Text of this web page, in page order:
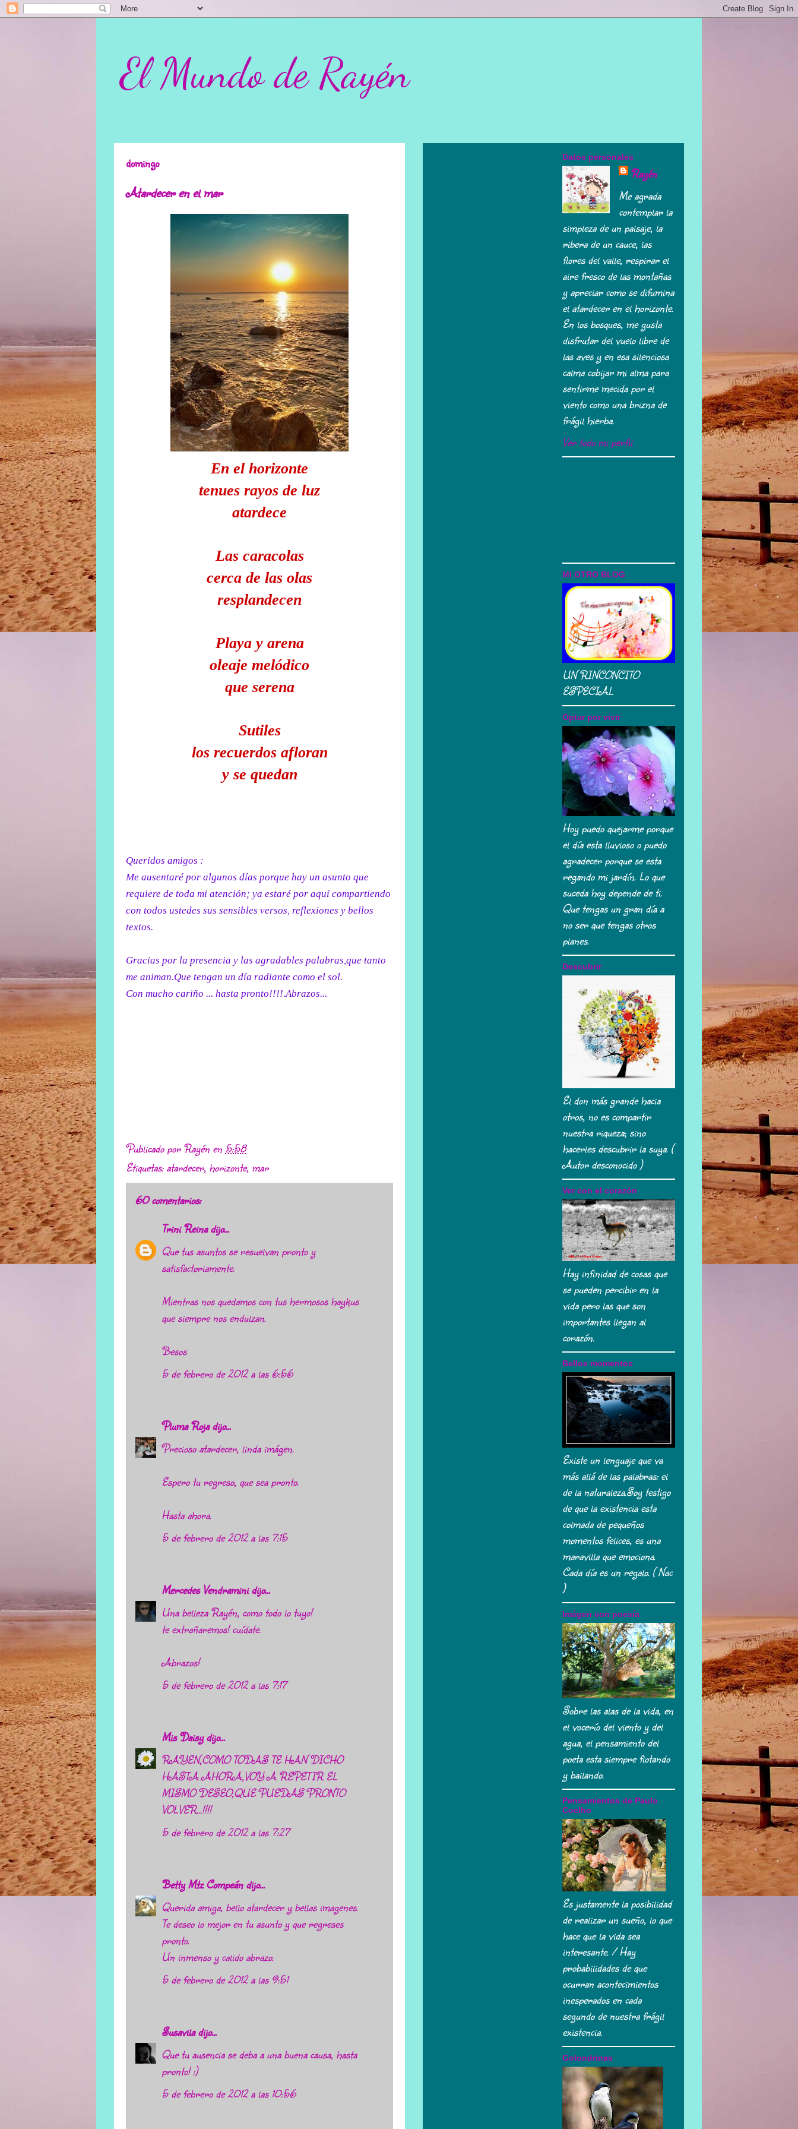
El Mundo de Rayén
domingo
Atardecer en el mar
En el horizonte
tenues rayos de luz
atardece
Las caracolas
cerca de las olas
resplandecen
Playa y arena
oleaje melódico
que serena
Sutiles
los recuerdos afloran
y se quedan
Queridos amigos :
Me ausentaré por algunos días porque hay un asunto que
requiere de toda mi atención; ya estaré por aquí compartiendo
con todos ustedes sus sensibles versos, reflexiones y bellos
textos.
Gracias por la presencia y las agradables palabras,que tanto
me animan.Que tengan un día radiante como el sol.
Con mucho cariño ... hasta pronto!!!!.Abrazos...
Publicado porRayén en 5:58
Etiquetas:atardecer, horizonte, mar
60 comentarios:
Trini Reinadijo...
Que tus asuntos se resuelvan pronto y
satisfactoriamente.
Mientras nos quedamos con tus hermosos haykus
que siempre nos endulzan.
Besos
5 de febrero de 2012 a las 6:56
Pluma Rojadijo...
Precioso atardecer, linda imágen.
Espero tu regreso, que sea pronto.
Hasta ahora.
5 de febrero de 2012 a las 7:15
Mercedes Vendraminidijo...
Una belleza Rayén, como todo lo tuyo!
te extrañaremos! cuídate.
Abrazos!
5 de febrero de 2012 a las 7:17
Mis Daisydijo...
RAYEN,COMO TODAS TE HAN DICHO
HASTA AHORA,VOY A REPETIR EL
MISMO DESEO,QUE PUEDAS PRONTO
VOLVER...!!!!
5 de febrero de 2012 a las 7:27
Betty Mtz Compeándijo...
Querida amiga, bello atardecer y bellas imagenes.
Te deseo lo mejor en tu asunto y que regreses
pronto.
Un inmenso y calido abrazo.
5 de febrero de 2012 a las 9:51
Susaviladijo...
Que tu ausencia se deba a una buena causa, hasta
pronto! :)
5 de febrero de 2012 a las 10:56
Datos personales
Rayén
Me agrada
contemplar la
simpleza de un paisaje, la
ribera de un cauce, las
flores del valle, respirar el
aire fresco de las montañas
y apreciar como se difumina
el atardecer en el horizonte.
En los bosques, me gusta
disfrutar del vuelo libre de
las aves y en esa silenciosa
calma cobijar mi alma para
sentirme mecida por el
viento como una brizna de
frágil hierba.
Ver todo mi perfil
MI OTRO BLOG
UN RINCONCITO
ESPECIAL
Optar por vivir
Hoy puedo quejarme porque
el día esta lluvioso o puedo
agradecer porque se esta
regando mi jardín. Lo que
suceda hoy depende de ti.
Que tengas un gran día a
no ser que tengas otros
planes.
Descubrir
El don más grande hacia
otros, no es compartir
nuestra riqueza; sino
hacerles descubrir la suya. (
Autor desconocido )
Ver con el corazón
Hay infinidad de cosas que
se pueden percibir en la
vida pero las que son
importantes llegan al
corazón.
Bellos momentos
Existe un lenguaje que va
más allá de las palabras: el
de la naturaleza.Soy testigo
de que la existencia esta
colmada de pequeños
momentos felices, es una
maravilla que emociona.
Cada día es un regalo. ( Nac
)
Imágen con poesía
Sobre las alas de la vida, en
el vocerío del viento y del
agua, el pensamiento del
poeta esta siempre flotando
y bailando.
Pensamientos de Paulo
Coelho
Es justamente la posibilidad
de realizar un sueño, lo que
hace que la vida sea
interesante. / Hay
probabilidades de que
ocurran acontecimientos
inesperados en cada
segundo de nuestra frágil
existencia.
Golondrinas